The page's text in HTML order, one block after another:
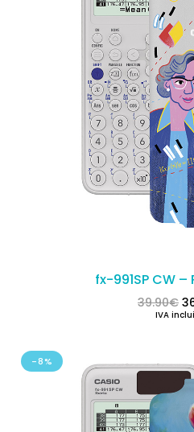
fx-991SP CW –
39.90€
IVA
-8%